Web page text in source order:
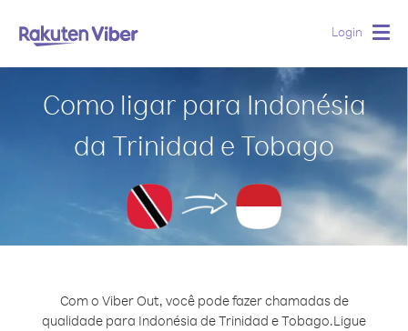
Login
Como ligar para Indonésia
da Trinidad e Tobago
Com o Viber Out, você pode fazer chamadas de
qualidade para Indonésia de Trinidad e Tobago.Ligue